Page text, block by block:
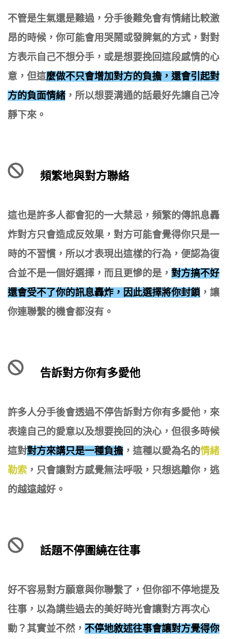
不管是生氣還是難過，分手後難免會有情緒比較激
昂的時候，你可能會用哭鬧或發脾氣的方式，對對
方表示自己不想分手，或是想要挽回這段感情的心
意，但這麼做不只會增加對方的負擔，還會引起對
方的負面情緒，所以想要溝通的話最好先讓自己冷
靜下來。
頻繁地與對方聯絡
這也是許多人都會犯的一大禁忌，頻繁的傳訊息轟
炸對方只會造成反效果，對方可能會覺得你只是一
時的不習慣，所以才表現出這樣的行為，便認為復
合並不是一個好選擇，而且更慘的是， 對方搞不好
還會受不了你的訊息轟炸，因此選擇將你封鎖 ，讓
你連聯繫的機會都沒有。
告訴對方你有多愛他
許多人分手後會透過不停告訴對方你有多愛他，來
表達自己的愛意以及想要挽回的決心，但很多時候
這對對方來講只是一種負擔 ，這種以愛為名的情緒
勒索 ，只會讓對方感覺無法呼吸，只想逃離你，逃
的越遠越好。
話題不停圍繞在往事
好不容易對方願意與你聯繫了，但你卻不停地提及
往事，以為講些過去的美好時光會讓對方再次心
動？其實並不然， 不停地敘述往事會讓對方覺得你